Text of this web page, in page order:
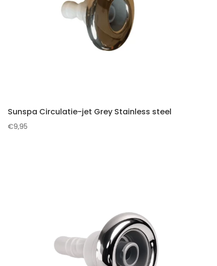
Sunspa Circulatie-jet Grey Stainless steel
€9,95